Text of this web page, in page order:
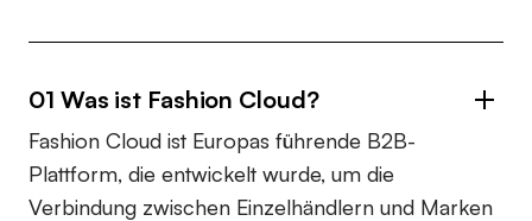
01 Was ist Fashion Cloud?
Fashion Cloud ist Europas führende B2B-
Plattform, die entwickelt wurde, um die
Verbindung zwischen Einzelhändlern und Marken